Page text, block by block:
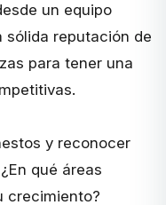
un equipo
reputación de
para tener una
y reconocer
qué áreas
crecimiento?